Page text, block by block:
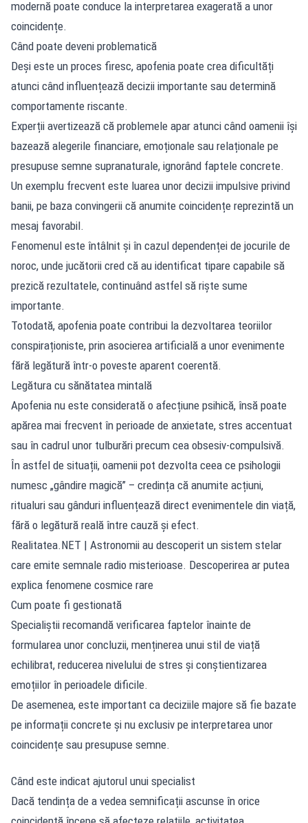
modernă poate conduce la interpretarea exagerată a unor
coincidențe.
Când poate deveni problematică
Deși este un proces firesc, apofenia poate crea dificultăți
atunci când influențează decizii importante sau determină
comportamente riscante.
Experții avertizează că problemele apar atunci când oamenii își
bazează alegerile financiare, emoționale sau relaționale pe
presupuse semne supranaturale, ignorând faptele concrete.
Un exemplu frecvent este luarea unor decizii impulsive privind
banii, pe baza convingerii că anumite coincidențe reprezintă un
mesaj favorabil.
Fenomenul este întâlnit și în cazul dependenței de jocurile de
noroc, unde jucătorii cred că au identificat tipare capabile să
prezică rezultatele, continuând astfel să riște sume
importante.
Totodată, apofenia poate contribui la dezvoltarea teoriilor
conspiraționiste, prin asocierea artificială a unor evenimente
fără legătură într-o poveste aparent coerentă.
Legătura cu sănătatea mintală
Apofenia nu este considerată o afecțiune psihică, însă poate
apărea mai frecvent în perioade de anxietate, stres accentuat
sau în cadrul unor tulburări precum cea obsesiv-compulsivă.
În astfel de situații, oamenii pot dezvolta ceea ce psihologii
numesc „gândire magică” – credința că anumite acțiuni,
ritualuri sau gânduri influențează direct evenimentele din viață,
fără o legătură reală între cauză și efect.
Realitatea.NET | Astronomii au descoperit un sistem stelar
care emite semnale radio misterioase. Descoperirea ar putea
explica fenomene cosmice rare
Cum poate fi gestionată
Specialiștii recomandă verificarea faptelor înainte de
formularea unor concluzii, menținerea unui stil de viață
echilibrat, reducerea nivelului de stres și conștientizarea
emoțiilor în perioadele dificile.
De asemenea, este important ca deciziile majore să fie bazate
pe informații concrete și nu exclusiv pe interpretarea unor
coincidențe sau presupuse semne.
Când este indicat ajutorul unui specialist
Dacă tendința de a vedea semnificații ascunse în orice